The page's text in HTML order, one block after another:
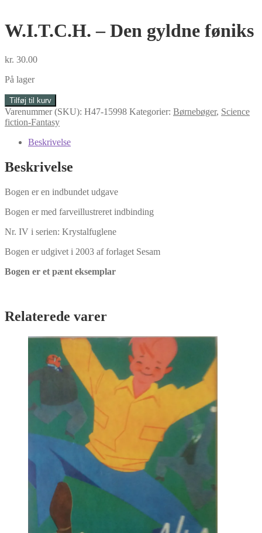
W.I.T.C.H. – Den gyldne føniks
kr. 30.00
På lager
W.I.T.C.H.
-
Den
føniks
Tilføj til kurv
Varenummer (SKU): H47-15998 Kategorier: Børnebøger, Science
fiction-Fantasy
Beskrivelse
Beskrivelse
Bogen er en indbundet udgave
Bogen er med farveillustreret indbinding
Nr. IV i serien: Krystalfuglene
Bogen er udgivet i 2003 af forlaget Sesam
Bogen er et pænt eksemplar
Relaterede varer